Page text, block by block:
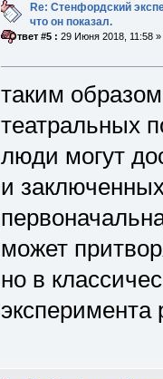
Re: Стенфордский
что он показал.
«Ответ #5 : 29 Июня 2018, 11:58 »
таким
театральных
люди могут
и
может
но в
эксперимента